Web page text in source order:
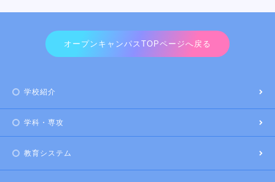
オープンキャンパスTOPページへ戻る
学校紹介
学科・専攻
教育システム